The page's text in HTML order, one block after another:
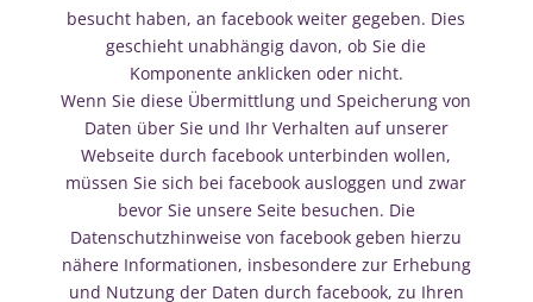
besucht haben, an facebook weiter gegeben. Dies
geschieht unabhängig davon, ob Sie die
Komponente anklicken oder nicht.
Wenn Sie diese Übermittlung und Speicherung von
Daten über Sie und Ihr Verhalten auf unserer
Webseite durch facebook unterbinden wollen,
müssen Sie sich bei facebook ausloggen und zwar
bevor Sie unsere Seite besuchen. Die
Datenschutzhinweise von facebook geben hierzu
nähere Informationen, insbesondere zur Erhebung
und Nutzung der Daten durch facebook, zu Ihren